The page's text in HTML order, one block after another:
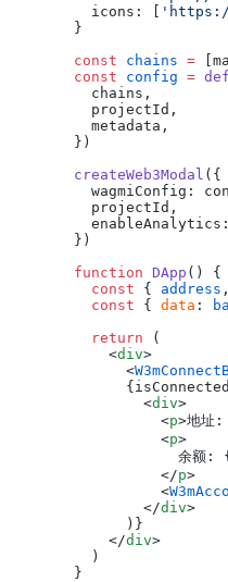
  icons: [
}
const chains =
const config =
  chains,
  projectId,
  metadata,
})
createWeb3Modal ({
wagmiConfig:
  projectId,
})
function DApp () {
  const
{ address
  const
{ data :
  return
(
    <
div>
      <
        <
div>
          <
p>地
          <
p>
余额:
          </
p>
          <
        </
div>
      )}
    </
div>
  )
}